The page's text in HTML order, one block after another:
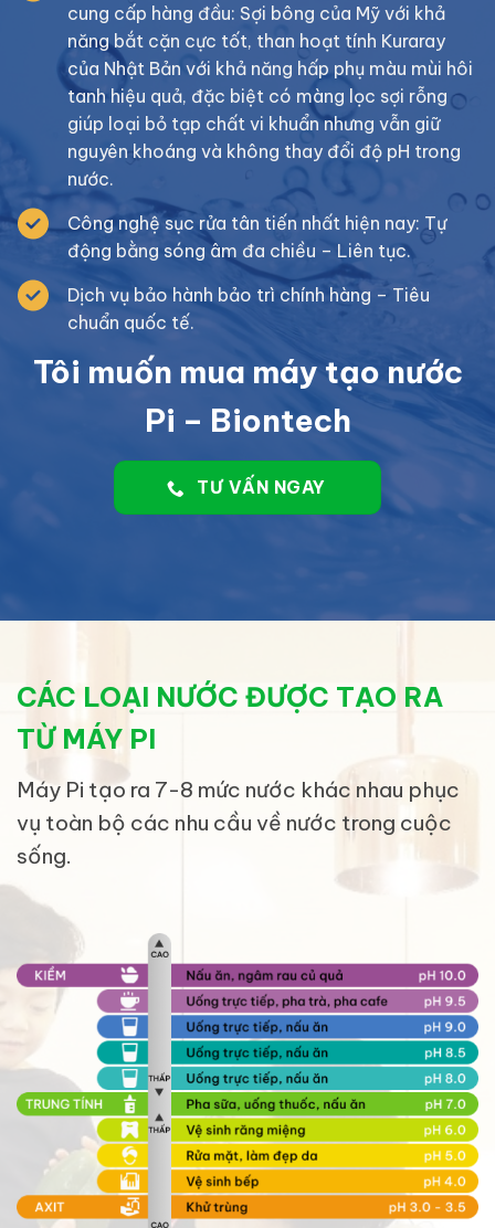
cung cấp hàng đầu: Sợi bông của Mỹ với khả
năng bắt cặn cực tốt, than hoạt tính Kuraray
của Nhật Bản với khả năng hấp phụ màu mùi hôi
tanh hiệu quả, đặc biệt có màng lọc sợi rỗng
giúp loại bỏ tạp chất vi khuẩn nhưng vẫn giữ
nguyên khoáng và không thay đổi độ pH trong
nước.
Công nghệ sục rửa tân tiến nhất hiện nay: Tự
động bằng sóng âm đa chiều – Liên tục.
Dịch vụ bảo hành bảo trì chính hàng – Tiêu
chuẩn quốc tế.
Tôi muốn mua máy tạo nước
Pi – Biontech
TƯ VẤN NGAY
CÁC LOẠI NƯỚC ĐƯỢC TẠO RA
TỪ MÁY PI
Máy Pi tạo ra 7-8 mức nước khác nhau phục
vụ toàn bộ các nhu cầu về nước trong cuộc
sống.